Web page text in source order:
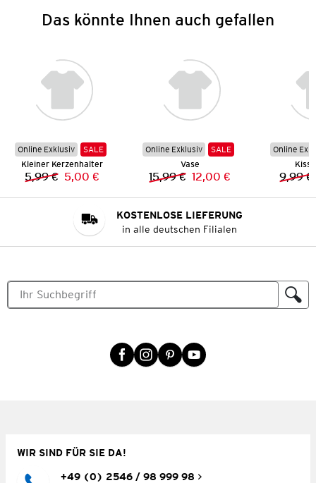
Das könnte Ihnen auch gefallen
Online Exklusiv
SALE
Kleiner Kerzenhalter
Vorheriger Preis:
5,99 € Neuer Preis:
5,00 €
Online Exklusiv
SALE
Vase
Vorheriger Preis:
15,99 € Neuer Preis:
12,00 €
Online
9,99 €
KOSTENLOSE LIEFERUNG
in alle deutschen Filialen
WIR SIND FÜR SIE DA!
+49 (0) 2546 / 98 999 98